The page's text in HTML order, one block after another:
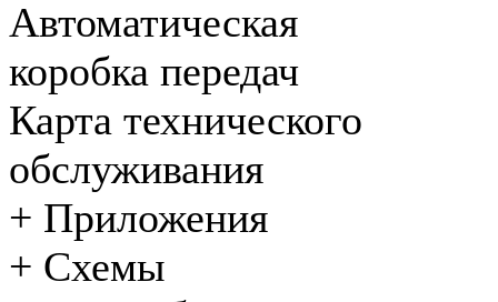
Автоматическая
коробка передач
Карта технического
обслуживания
+ Приложения
+ Схемы